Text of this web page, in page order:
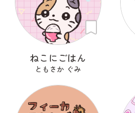
ねこにごはん
ともさか ぐみ